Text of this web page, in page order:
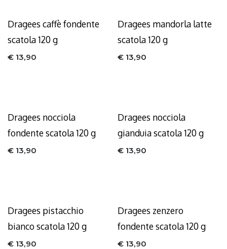
Dragees caffè fondente
scatola 120 g
€ 13,90
Dragees mandorla latte
scatola 120 g
€ 13,90
Dragees nocciola
fondente scatola 120 g
€ 13,90
Dragees nocciola
gianduia scatola 120 g
€ 13,90
Dragees pistacchio
bianco scatola 120 g
€ 13,90
Dragees zenzero
fondente scatola 120 g
€ 13,90